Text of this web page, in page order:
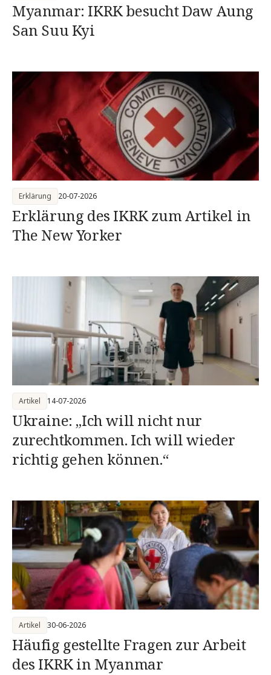
Myanmar: IKRK besucht Daw Aung
San Suu Kyi
Erklärung des IKRK zum Artikel in
The New Yorker
Erklärung 20-07-2026
Ukraine: „Ich will nicht nur
zurechtkommen. Ich will wieder
richtig gehen können.“
Artikel 14-07-2026
Häufig gestellte Fragen zur Arbeit
des IKRK in Myanmar
Artikel 30-06-2026